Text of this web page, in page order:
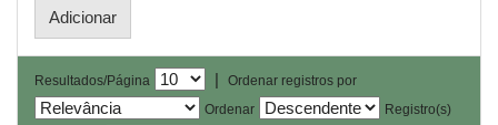
Resultados/Página |
Ordenar registros por
Ordenar
Registro(s)